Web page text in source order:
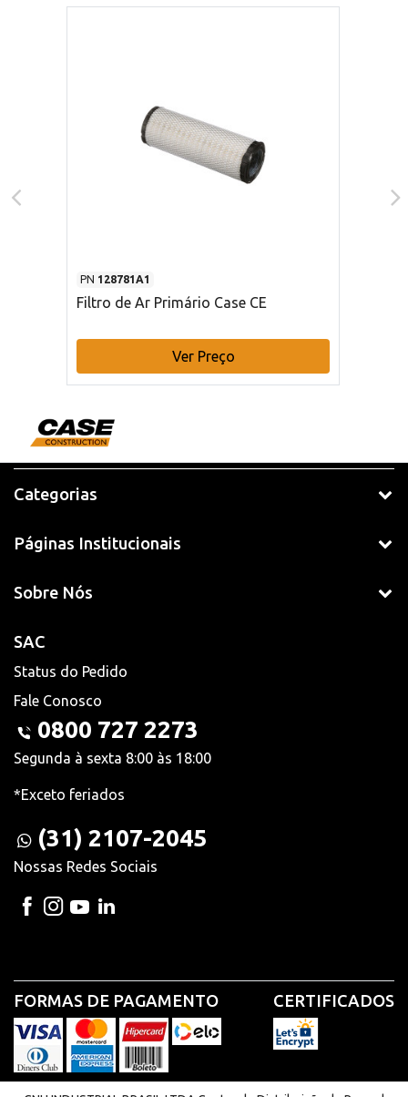
PN 128781A1
Filtro de Ar Primário Case CE
Ver Preço
Categorias
Páginas Institucionais
Sobre Nós
SAC
Status do Pedido
Fale Conosco
0800 727 2273
Segunda à sexta 8:00 às 18:00
*Exceto feriados
(31) 2107-2045
Nossas Redes Sociais
FORMAS DE PAGAMENTO CERTIFICADOS